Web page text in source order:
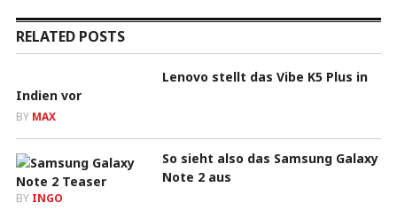
RELATED POSTS
Lenovo stellt das Vibe K5 Plus in
Indien vor
BY MAX
So sieht also das Samsung Galaxy
Note 2 aus
BY INGO